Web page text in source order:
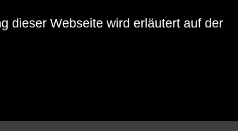
dieser Webseite wird erläutert auf der